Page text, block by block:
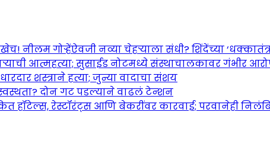
नीलम गोऱ्हेंऐवजी नव्या चेहऱ्याला संधी? शिंदेंच्या
आत्महत्या; सुसाईड नोटमध्ये संस्थाचालकावर गंभीर
शस्त्राने हत्या; जुन्या वादाचा संशय
दोन गट पडल्याने वाढलं टेन्शन
हॉटेल्स, रेस्टॉरंट्स आणि बेकरींवर कारवाई; परवानेही